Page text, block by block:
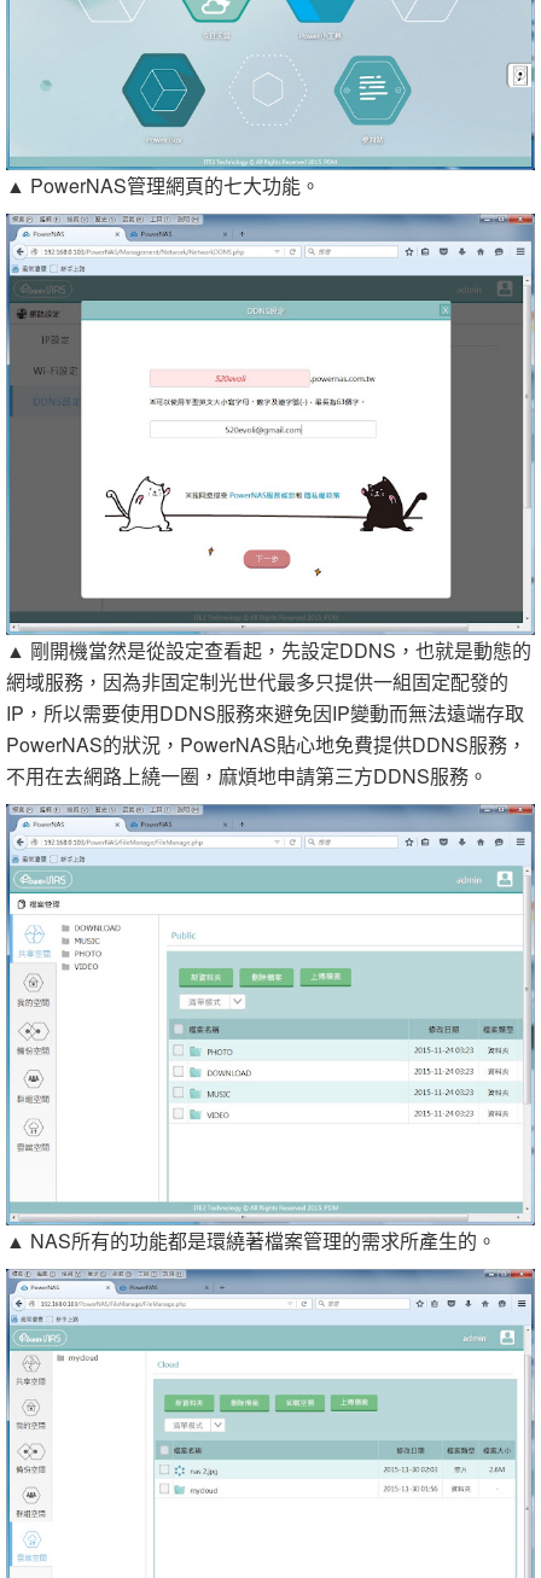
▲ PowerNAS管理網頁的七大功能。
▲ 剛開機當然是從設定查看起，先設定DDNS，也就是動態的
網域服務，因為非固定制光世代最多只提供一組固定配發的
IP，所以需要使用DDNS服務來避免因IP變動而無法遠端存取
PowerNAS的狀況，PowerNAS貼心地免費提供DDNS服務，
不用在去網路上繞一圈，麻煩地申請第三方DDNS服務。
▲ NAS所有的功能都是環繞著檔案管理的需求所產生的。